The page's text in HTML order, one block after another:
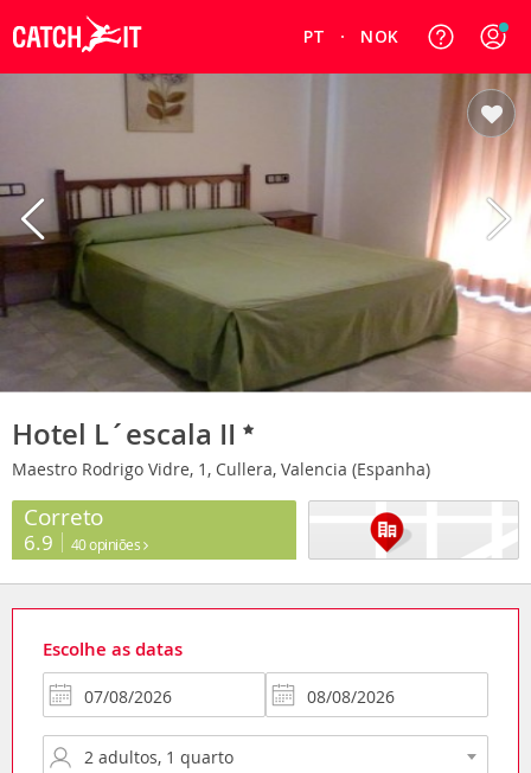
PT NOK
Hotel L´escala II
Maestro Rodrigo Vidre, 1, Cullera, Valencia (Espanha)
Correto
6.9 40 opiniões
Escolhe as datas